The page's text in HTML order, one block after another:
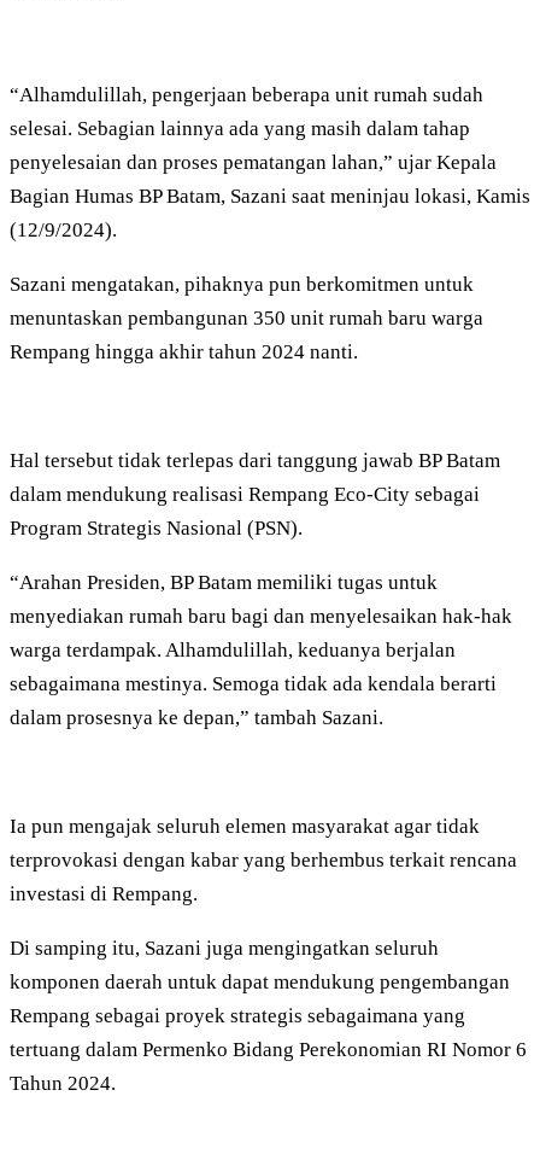
“Alhamdulillah, pengerjaan beberapa unit rumah sudah
selesai. Sebagian lainnya ada yang masih dalam tahap
penyelesaian dan proses pematangan lahan,” ujar Kepala
Bagian Humas BP Batam, Sazani saat meninjau lokasi, Kamis
(12/9/2024).
Sazani mengatakan, pihaknya pun berkomitmen untuk
menuntaskan pembangunan 350 unit rumah baru warga
Rempang hingga akhir tahun 2024 nanti.
Hal tersebut tidak terlepas dari tanggung jawab BP Batam
dalam mendukung realisasi Rempang Eco-City sebagai
Program Strategis Nasional (PSN).
“Arahan Presiden, BP Batam memiliki tugas untuk
menyediakan rumah baru bagi dan menyelesaikan hak-hak
warga terdampak. Alhamdulillah, keduanya berjalan
sebagaimana mestinya. Semoga tidak ada kendala berarti
dalam prosesnya ke depan,” tambah Sazani.
Ia pun mengajak seluruh elemen masyarakat agar tidak
terprovokasi dengan kabar yang berhembus terkait rencana
investasi di Rempang.
Di samping itu, Sazani juga mengingatkan seluruh
komponen daerah untuk dapat mendukung pengembangan
Rempang sebagai proyek strategis sebagaimana yang
tertuang dalam Permenko Bidang Perekonomian RI Nomor 6
Tahun 2024.